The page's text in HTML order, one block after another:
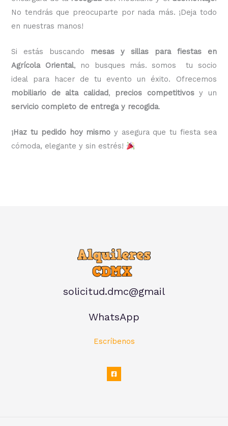
No tendrás que preocuparte por nada más. ¡Deja todo
en nuestras manos!
Si estás buscando
mesas y sillas para fiestas en
Agrícola Oriental, no busques más. somos tu socio
ideal para hacer de tu evento un éxito. Ofrecemos
mobiliario de alta calidad, precios competitivosy un
servicio completo de entrega y recogida.
¡Haz tu pedido hoy mismo y asegura que tu fiesta sea
cómoda, elegante y sin estrés!
solicitud.dmc@gmail
WhatsApp
Escríbenos